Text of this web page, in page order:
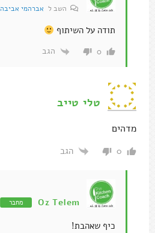
השב ל אברהמי אביבה
תודה על השיתוף
0 הגב
טלי טייב
מדהים
0 הגב
Oz Telem מחבר
כיף שאהבת!